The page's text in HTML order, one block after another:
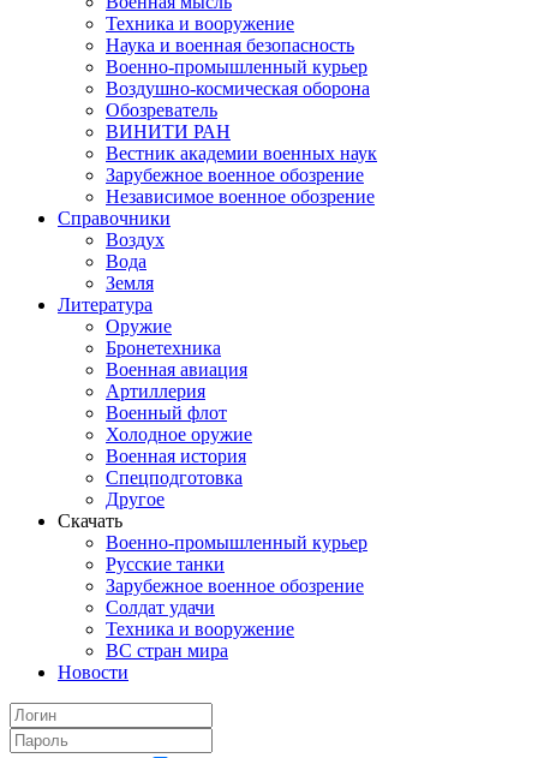
Техника и вооружение
Наука и военная безопасность
Военно-промышленный курьер
Воздушно-космическая оборона
Обозреватель
ВИНИТИ РАН
Вестник академии военных наук
Зарубежное военное обозрение
Независимое военное обозрение
Справочники
Воздух
Вода
Земля
Литература
Оружие
Бронетехника
Военная авиация
Артиллерия
Военный флот
Холодное оружие
Военная история
Спецподготовка
Другое
Скачать
Военно-промышленный курьер
Русские танки
Зарубежное военное обозрение
Солдат удачи
Техника и вооружение
ВС стран мира
Новости